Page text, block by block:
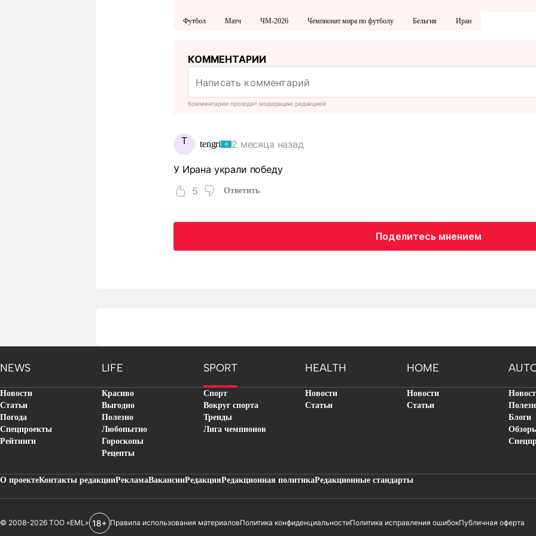
Футбол Матч ЧМ-2026 Чемпионат мира по футболу Бельгия Иран
КОММЕНТАРИИ
Комментарии проходят модерацию редакцией
T tengri 2 месяца назад
У Ирана украли победу
5
Ответить
Поделитесь мнением
NEWS LIFE SPORT HEALTH HOME
Новости
Статьи
Погода
Спецпроекты
Рейтинги
Красиво
Выгодно
Полезно
Любопытно
Гороскопы
Рецепты
Спорт
Вокруг спорта
Тренды
Лига чемпионов
Новости
Статьи
Новости
Статьи
Блоги
О проектеКонтакты редакцииРекламаВакансииРедакцияРедакционная политикаРедакционные стандарты
© 2008-2026 ТОО «EML» Правила использования материаловПолитика конфиденциальностиПолитика исправления ошибокПубличная оферта